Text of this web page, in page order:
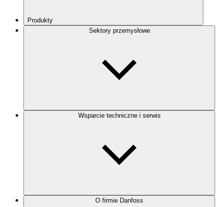
Produkty
Sektory przemysłowe
Wsparcie techniczne i serwis
O firmie Danfoss